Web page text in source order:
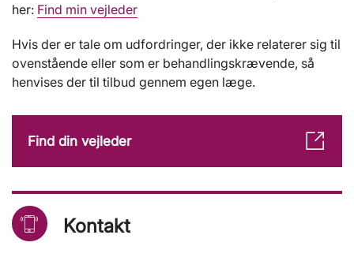
her: Find min vejleder
Hvis der er tale om udfordringer, der ikke relaterer sig til
ovenstående eller som er behandlingskrævende, så
henvises der til tilbud gennem egen læge.
Find din vejleder
Kontakt